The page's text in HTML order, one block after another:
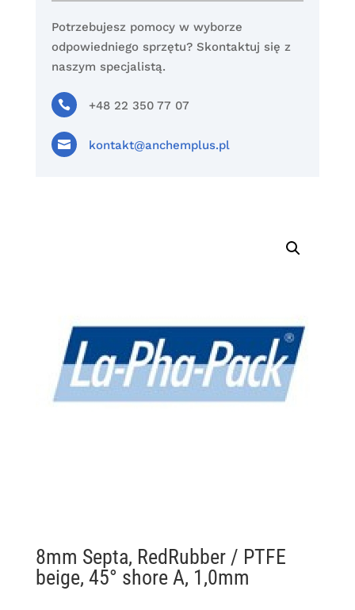
Potrzebujesz pomocy w wyborze
odpowiedniego sprzętu? Skontaktuj się z
naszym specjalistą.
 +48 22 350 77 07
 kontakt@anchemplus.pl
8mm Septa, RedRubber / PTFE
beige, 45° shore A, 1,0mm